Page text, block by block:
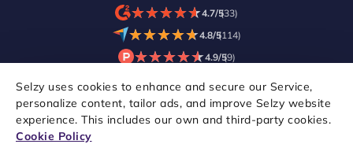
Selzy uses cookies to enhance and secure our Service,
personalize content, tailor ads, and improve Selzy website
experience. This includes our own and third-party cookies.
Cookie Policy
★★★★★
★★★★★4.7/5(33)
★★★★★
★★★★★4.8/5(114)
★★★★★
★★★★★4.9/5(9)